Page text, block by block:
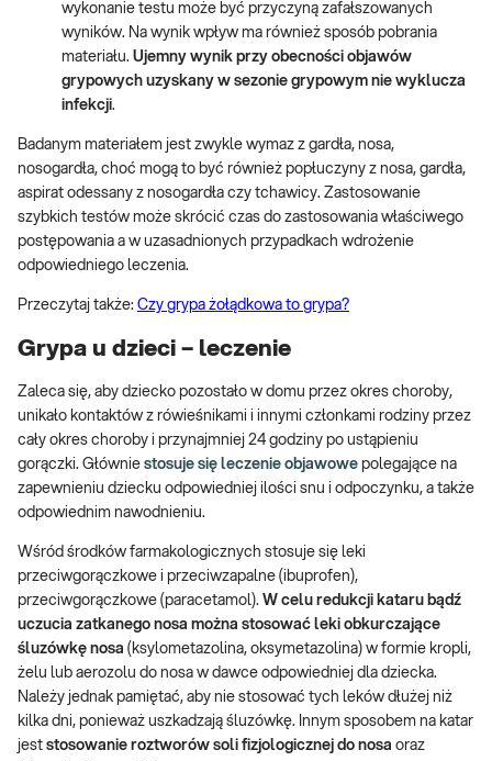
wykonanie testu może być przyczyną zafałszowanych
wyników. Na wynik wpływ ma również sposób pobrania
materiału. Ujemny wynik przy obecności objawów
grypowych uzyskany w sezonie grypowym nie wyklucza
infekcji.
Badanym materiałem jest zwykle wymaz z gardła, nosa,
nosogardła, choć mogą to być również popłuczyny z nosa, gardła,
aspirat odessany z nosogardła czy tchawicy. Zastosowanie
szybkich testów może skrócić czas do zastosowania właściwego
postępowania a w uzasadnionych przypadkach wdrożenie
odpowiedniego leczenia.
Przeczytaj także: Czy grypa żołądkowa to grypa?
Grypa u dzieci – leczenie
Zaleca się, aby dziecko pozostało w domu przez okres choroby,
unikało kontaktów z rówieśnikami i innymi członkami rodziny przez
cały okres choroby i przynajmniej 24 godziny po ustąpieniu
gorączki. Głównie stosuje się leczenie objawowe polegające na
zapewnieniu dziecku odpowiedniej ilości snu i odpoczynku, a także
odpowiednim nawodnieniu.
Wśród środków farmakologicznych stosuje się leki
przeciwgorączkowe i przeciwzapalne (ibuprofen),
przeciwgorączkowe (paracetamol). W celu redukcji kataru bądź
uczucia zatkanego nosa można stosować leki obkurczające
śluzówkę nosa (ksylometazolina, oksymetazolina) w formie kropli,
żelu lub aerozolu do nosa w dawce odpowiedniej dla dziecka.
Należy jednak pamiętać, aby nie stosować tych leków dłużej niż
kilka dni, ponieważ uszkadzają śluzówkę. Innym sposobem na katar
jest stosowanie roztworów soli fizjologicznej do nosa oraz